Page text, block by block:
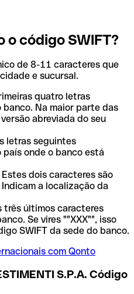
o código SWIFT?
de 8-11 caracteres que
e sucursal.
quatro letras
banco. Na maior parte das
abreviada do seu
letras seguintes
país onde o banco está
Estes dois caracteres são
a localização da
três últimos caracteres
Se vires ""XXX"", isso
SWIFT da sede do banco.
com Qonto
S.P.A. Código